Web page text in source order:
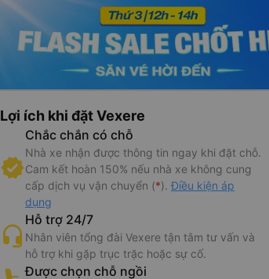
Lợi ích khi đặt Vexere
Chắc chắn có chỗ
Nhà xe nhận được thông tin ngay khi đặt chỗ.
Cam kết hoàn 150% nếu nhà xe không cung
cấp dịch vụ vận chuyển (*). Điều kiện áp
dụng
Hỗ trợ 24/7
Nhân viên tổng đài Vexere tận tâm tư vấn và
hỗ trợ khi gặp trục trặc hoặc sự cố.
Được chọn chỗ ngồi